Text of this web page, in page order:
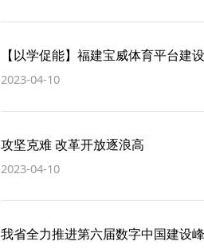
【以学促能】福建宝威体育平台
2023-04-10
攻坚克难 改革开放逐浪高
2023-04-10
我省全力推进第六届数字中国建设